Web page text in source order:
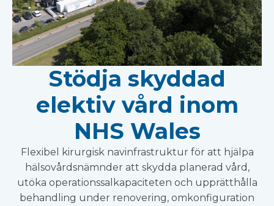
Stödja skyddad
elektiv vård inom
NHS Wales
Flexibel kirurgisk navinfrastruktur för att hjälpa
hälsovårdsnämnder att skydda planerad vård,
utöka operationssalkapaciteten och upprätthålla
behandling under renovering, omkonfiguration